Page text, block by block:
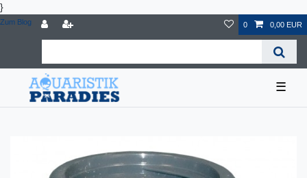
}
Zum Blog 0 0,00 EUR
☰